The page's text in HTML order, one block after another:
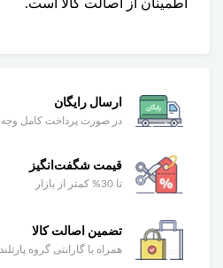
اطمینان از اصالت کالا است.
ارسال رایگان
در صورت پرداخت کامل وجه
قیمت شگفت‌انگیز
تا 30% کمتر از بازار
تضمین اصالت کالا
همراه با گارانتی گروه پارتلند